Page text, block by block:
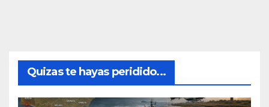
Quizas te hayas peridido...